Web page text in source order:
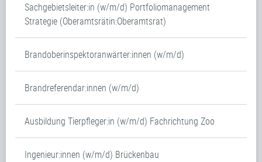
Sachgebietsleiter:in (w/m/d) Portfoliomanagement
Strategie (Oberamtsrätin:Oberamtsrat)
Brandoberinspektoranwärter:innen (w/m/d)
Brandreferendar:innen (w/m/d)
Ausbildung Tierpfleger:in (w/m/d) Fachrichtung Zoo
Ingenieur:innen (w/m/d) Brückenbau